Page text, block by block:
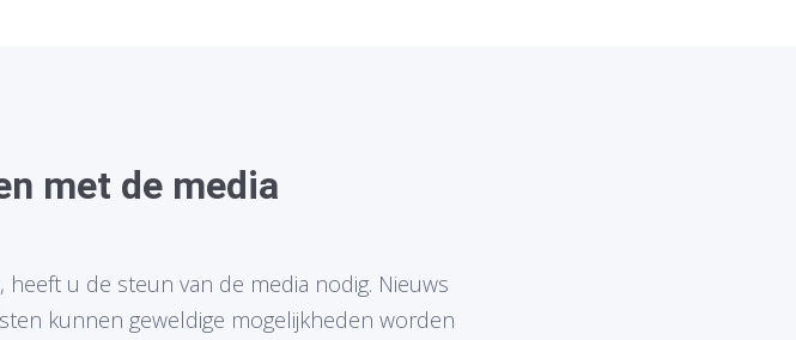
met de media
u de steun van de media nodig. Nieuws
kunnen geweldige mogelijkheden worden